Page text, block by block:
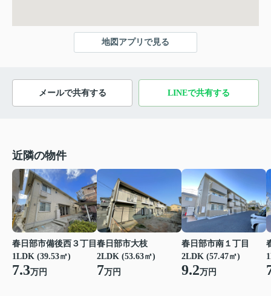
地図アプリで見る
メールで共有する LINEで共有する
近隣の物件
春日部市備後西３丁目
1LDK (39.53㎡)
7.3万円
春日部市大枝
2LDK (53.63㎡)
7万円
春日部市南１丁目
2LDK (57.47㎡)
9.2万円